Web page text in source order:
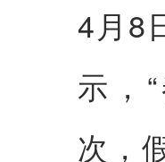
4月8
示，
次，